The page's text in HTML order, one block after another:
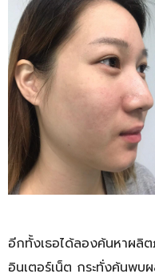
อีกทั้งเธอได้ลองค้นหาผลิ
อินเตอร์เน็ต กระทั่งค้นพบ